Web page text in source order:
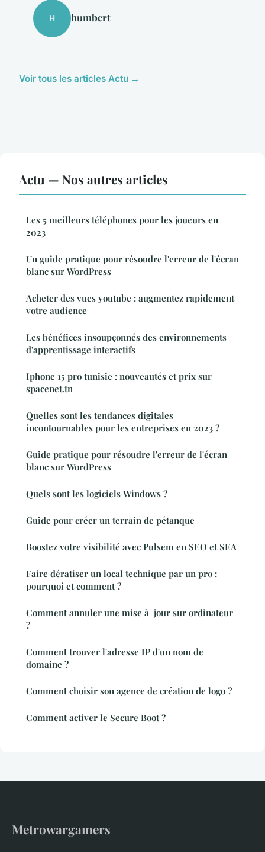
H humbert
Voir tous les articles Actu →
Actu — Nos autres articles
Les 5 meilleurs téléphones pour les joueurs en
2023
Un guide pratique pour résoudre l'erreur de l'écran
blanc sur WordPress
Acheter des vues youtube : augmentez rapidement
votre audience
Les bénéfices insoupçonnés des environnements
d'apprentissage interactifs
Iphone 15 pro tunisie : nouveautés et prix sur
spacenet.tn
Quelles sont les tendances digitales
incontournables pour les entreprises en 2023 ?
Guide pratique pour résoudre l'erreur de l'écran
blanc sur WordPress
Quels sont les logiciels Windows ?
Guide pour créer un terrain de pétanque
Boostez votre visibilité avec Pulsem en SEO et SEA
Faire dératiser un local technique par un pro :
pourquoi et comment ?
Comment annuler une mise à jour sur ordinateur
?
Comment trouver l'adresse IP d'un nom de
domaine ?
Comment choisir son agence de création de logo ?
Comment activer le Secure Boot ?
Metrowargamers